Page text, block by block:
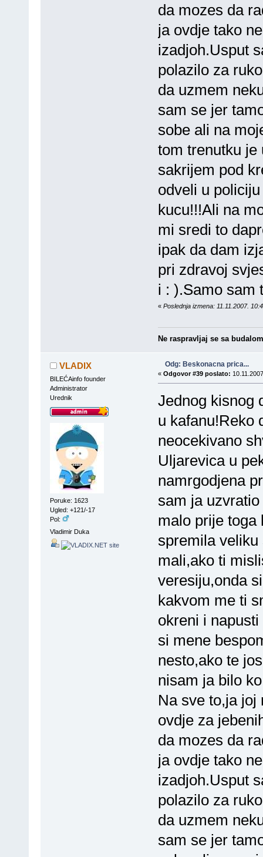
da mozes da
ja ovdje tako
izadjoh.Usput
polazilo za
da uzmem
sam se jer
sobe ali na
tom trenutku je
sakrijem pod
odveli u
kucu!!!Ali na
mi sredi to
ipak da dam
pri zdravoj
i : ).Samo sam
« Poslednja izmena: 11.11.2007.
Ne raspravljaj se sa
VLADIX
BILEĆAinfo founder
Administrator
Urednik
Poruke: 1623
Ugled: +121/-17
Pol:
Vladimir Duka
Odg: Beskonacna prica...
« Odgovor #39 poslato:
Jednog kisnog
u kafanu!Reko
neocekivano
Uljarevica u
namrgodjena
sam ja
malo prije toga
spremila veliku
mali,ako ti
veresiju,onda
kakvom me ti
okreni i
si mene
nesto,ako te
nisam ja bilo
Na sve to,ja joj
ovdje za
da mozes da
ja ovdje tako
izadjoh.Usput
polazilo za
da uzmem
sam se jer